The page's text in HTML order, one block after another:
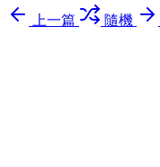
上一篇 隨機